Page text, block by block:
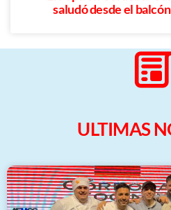
saludó desde el
ULTIMAS